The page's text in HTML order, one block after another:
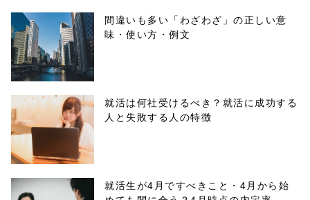
ml/wp-
content/themes
/tapbiz_theme/
parts/sns-
buttons.php on
line10
/1040407"
間違いも多い「わざわざ」の正しい意
味・使い方・例文
就活は何社受けるべき？就活に成功する
人と失敗する人の特徴
就活生が4月ですべきこと・4月から始